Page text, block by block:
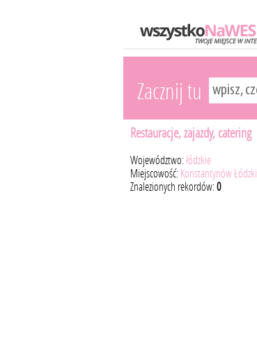
Zacznij tu
Restauracje, zajazdy, catering
Województwo:łódzkie
Miejscowość: Konstantynów Łódzki
Znalezionych rekordów:0